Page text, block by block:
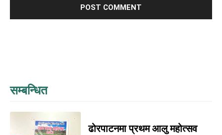
सम्बन्धित
ढोरपाटनमा प्रथम आलु महोत्सव